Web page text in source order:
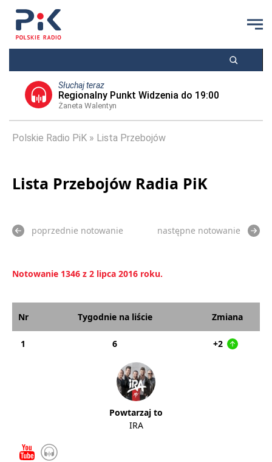
Słuchaj teraz
Regionalny Punkt Widzenia do 19:00
Żaneta Walentyn
Polskie Radio PiK Lista Przebojów
Lista Przebojów Radia PiK
poprzednie notowanie następne notowanie
Notowanie 1346 z 2 lipca 2016 roku.
Nr Tygodnie na liście Zmiana
1 6 +2
Powtarzaj to
IRA